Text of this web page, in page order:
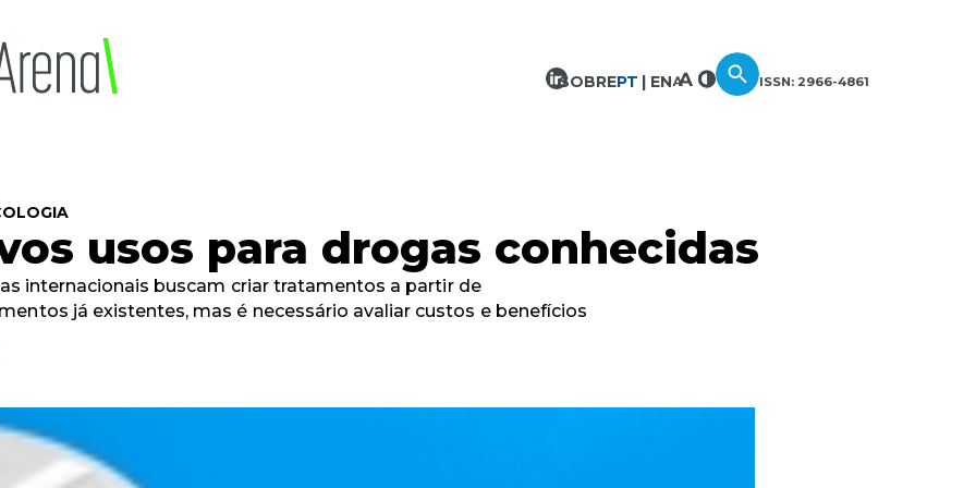
SOBREPT EN ISSN: 2966-4861
usos para drogas conhecidas
internacionais buscam criar tratamentos a partir de
já existentes, mas é necessário avaliar custos e benefícios